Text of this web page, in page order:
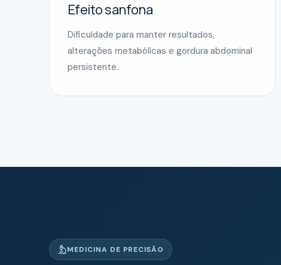
Efeito sanfona
Dificuldade para manter resultados,
alterações metabólicas e gordura abdominal
persistente.
MEDICINA DE PRECISÃO